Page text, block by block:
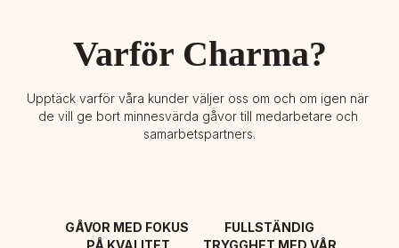
Varför Charma?
Upptäck varför våra kunder väljer oss om och om igen när
de vill ge bort minnesvärda gåvor till medarbetare och
samarbetspartners.
GÅVOR MED FOKUS
PÅ KVALITET
FULLSTÄNDIG
TRYGGHET MED VÅR